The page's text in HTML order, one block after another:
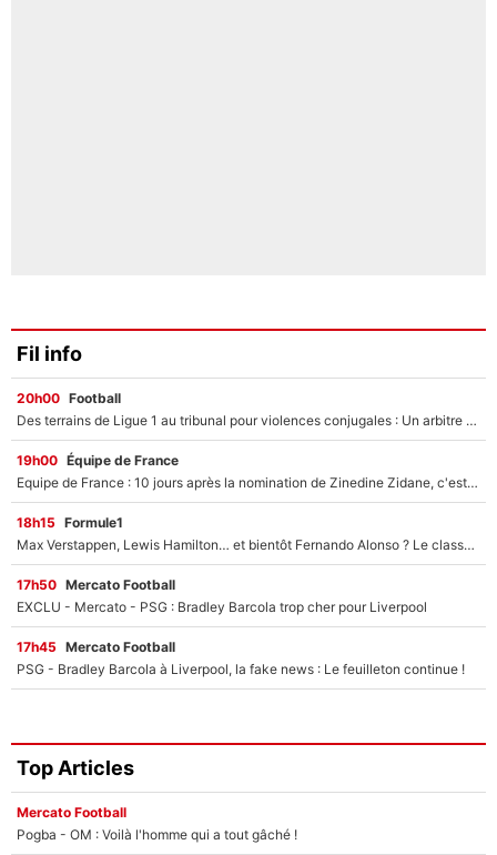
Fil info
20h00 Football
Des terrains de Ligue 1 au tribunal pour violences conjugales : Un arbitre français encourt une peine de 18 mois de prison !
19h00 Équipe de France
Equipe de France : 10 jours après la nomination de Zinedine Zidane, c'est au tour de son fils de prendre un nouveau départ !
18h15 Formule1
Max Verstappen, Lewis Hamilton… et bientôt Fernando Alonso ? Le classement des pilotes les mieux payés en Formule 1 risque de changer !
17h50 Mercato Football
EXCLU - Mercato - PSG : Bradley Barcola trop cher pour Liverpool
17h45 Mercato Football
PSG - Bradley Barcola à Liverpool, la fake news : Le feuilleton continue !
Top Articles
Mercato Football
Pogba - OM : Voilà l'homme qui a tout gâché !